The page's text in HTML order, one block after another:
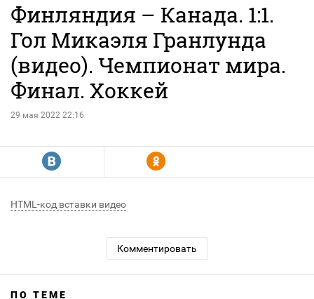
Финляндия – Канада. 1:1.
Гол Микаэля Гранлунда
(видео). Чемпионат мира.
Финал. Хоккей
29 мая 2022 22:16
R Y
HTML-код вставки видео
Комментировать
ПО ТЕМЕ